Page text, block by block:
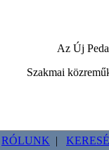
Az Új
Szakmai
RÓLUNK |